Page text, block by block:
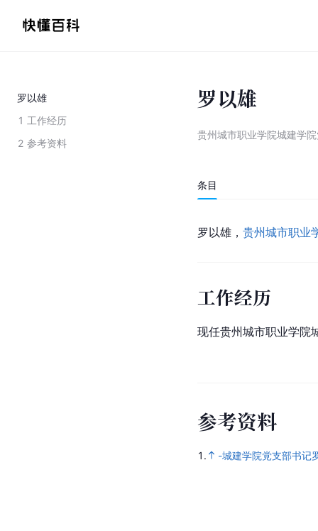
罗以雄
1 工作经历
2 参考资料
罗以雄
贵州城市职业学院城建学
条目
罗以雄， 贵州城市职业
工作经历
现任贵州城市职业学院
参考资料
1. -城建学院党支部书记